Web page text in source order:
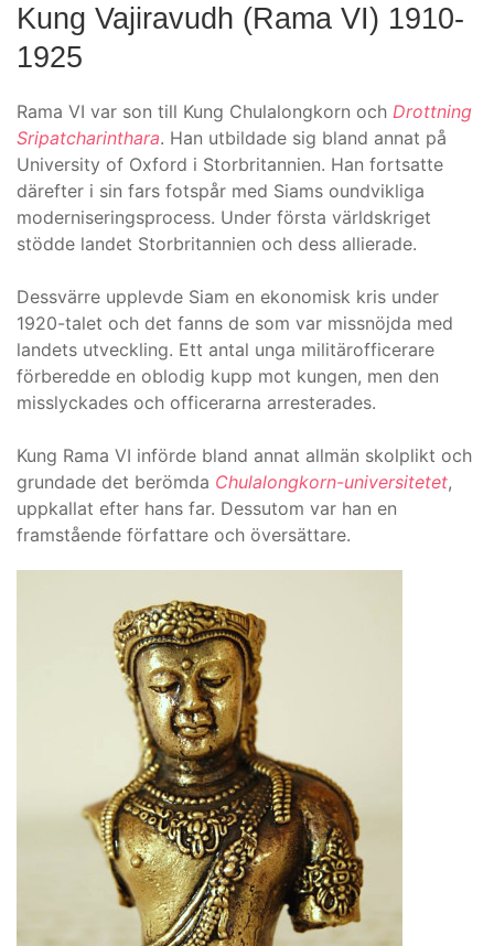
Kung Vajiravudh (Rama VI) 1910-
1925
Rama VI var son till Kung Chulalongkorn och Drottning
Sripatcharinthara. Han utbildade sig bland annat på
University of Oxford i Storbritannien. Han fortsatte
därefter i sin fars fotspår med Siams oundvikliga
moderniseringsprocess. Under första världskriget
stödde landet Storbritannien och dess allierade.
Dessvärre upplevde Siam en ekonomisk kris under
1920-talet och det fanns de som var missnöjda med
landets utveckling. Ett antal unga militärofficerare
förberedde en oblodig kupp mot kungen, men den
misslyckades och officerarna arresterades.
Kung Rama VI införde bland annat allmän skolplikt och
grundade det berömda Chulalongkorn-universitetet,
uppkallat efter hans far. Dessutom var han en
framstående författare och översättare.